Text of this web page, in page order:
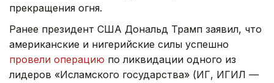
прекращения огня.
Ранее президент США Дональд Трамп заявил, что
американские и нигерийские силы успешно
провели операцию по ликвидации одного из
лидеров «Исламского государства» (ИГ, ИГИЛ —